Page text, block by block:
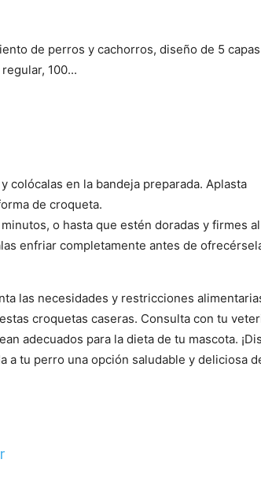
de perros y cachorros, diseño de 5
100...
colócalas en la bandeja preparada. Aplasta
de croqueta.
o hasta que estén doradas y firmes
enfriar completamente antes de
las necesidades y restricciones
croquetas caseras. Consulta con tu
adecuados para la dieta de tu mascota.
a tu perro una opción saludable y deliciosa